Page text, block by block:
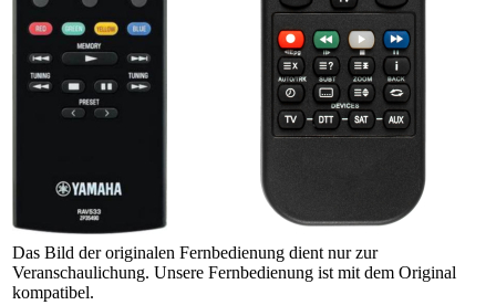
Das Bild der originalen Fernbedienung dient nur zur
Veranschaulichung. Unsere Fernbedienung ist mit dem Original
kompatibel.